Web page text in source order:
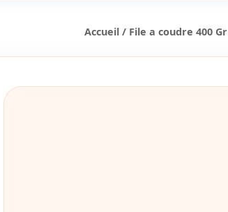
Accueil / File a coudre 400 Gr